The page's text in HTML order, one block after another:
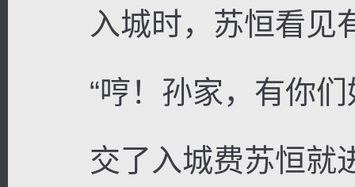
入城时，苏恒看见
“哼！孙家，有你们
交了入城费苏恒就